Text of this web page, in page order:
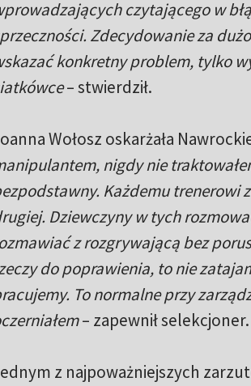
czytającego w
Zdecydowanie za
konkretny problem, tylko
– stwierdził.
Wołosz oskarżała
nigdy nie
Każdemu trenerowi
Dziewczyny w tych
z rozgrywającą bez
do poprawienia, to nie
To normalne przy
– zapewnił selekcjoner.
z najpoważniejszych